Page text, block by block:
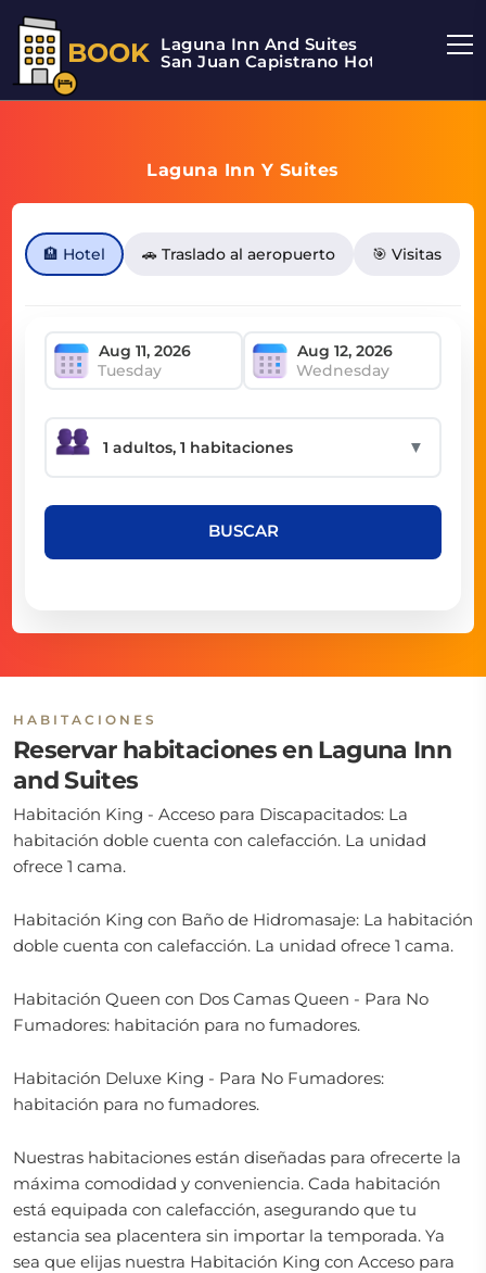
BOOK Laguna Inn And Suites
San Juan Capistrano Hotel
Laguna Inn Y Suites
🏨 Hotel 🚗 Traslado al aeropuerto 🎯 Visitas
Tuesday Wednesday
▼
BUSCAR
HABITACIONES
Reservar habitaciones en Laguna Inn
and Suites
Habitación King - Acceso para Discapacitados: La
habitación doble cuenta con calefacción. La unidad
ofrece 1 cama.
Habitación King con Baño de Hidromasaje: La habitación
doble cuenta con calefacción. La unidad ofrece 1 cama.
Habitación Queen con Dos Camas Queen - Para No
Fumadores: habitación para no fumadores.
Habitación Deluxe King - Para No Fumadores:
habitación para no fumadores.
Nuestras habitaciones están diseñadas para ofrecerte la
máxima comodidad y conveniencia. Cada habitación
está equipada con calefacción, asegurando que tu
estancia sea placentera sin importar la temporada. Ya
sea que elijas nuestra Habitación King con Acceso para